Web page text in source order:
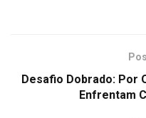
Desafio Dobrado: Por
Enfrentam